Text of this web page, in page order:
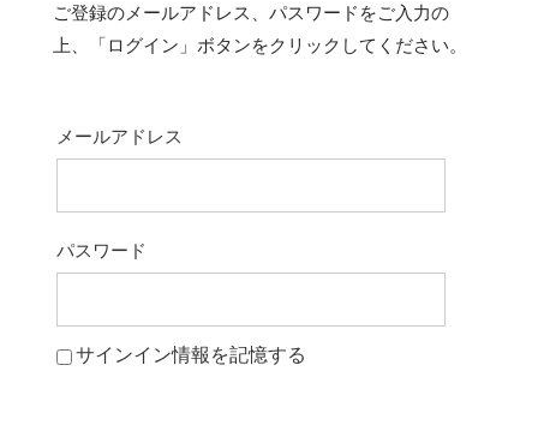
ご登録のメールアドレス、パスワードをご入力の
上、「ログイン」ボタンをクリックしてください。
メールアドレス
パスワード
サインイン情報を記憶する